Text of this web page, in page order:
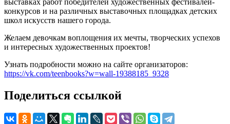
выставках работ победителей художественных фестивалей-
конкурсов и на различных выставочных площадках детских
школ искусств нашего города.
Желаем девочкам воплощения их мечты, творческих успехов
и интересных художественных проектов!
Узнать подробности можно на сайте организаторов:
https://vk.com/teenbooks?w=wall-19388185_9328
Поделиться ссылкой